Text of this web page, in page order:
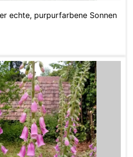
echte, purpurfarbene Sonnen